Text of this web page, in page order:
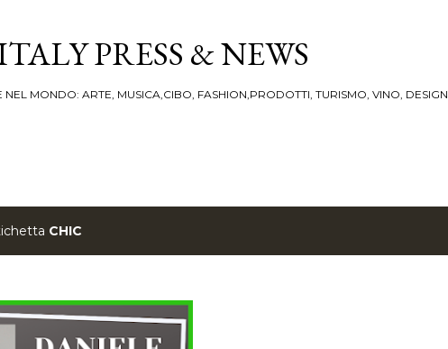
PRESS & NEWS
NEL MONDO: ARTE, MUSICA,CIBO, FASHION,PRODOTTI, TURISMO, VINO, DESIGN
CHIC